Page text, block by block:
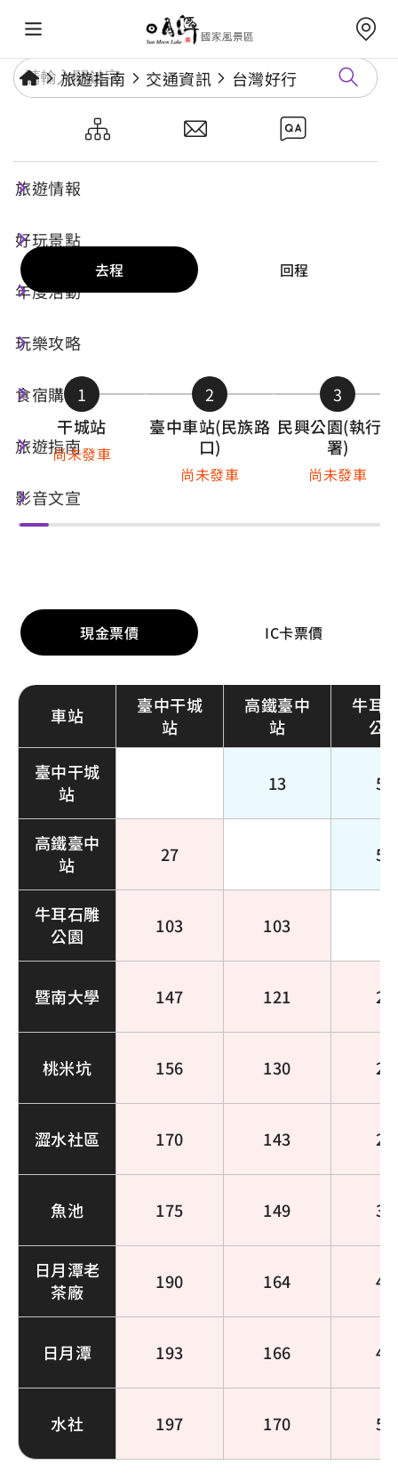
旅遊指南 交通資訊 台灣好行
6670F路線
去程 回程
1
干城站
尚未發車
2
臺中車站(民族路
口)
尚未發車
3
民興公園(執行分
署)
尚未發車
現金票價 IC卡票價
車站
臺中干城
站
高鐵臺中
站
牛耳
公
臺中干城
站
13 51
高鐵臺中
站
27 51
牛耳石雕
公園
103 103
暨南大學 147 121 25
桃米坑 156 130 25
澀水社區 170 143 26
魚池 175 149 32
日月潭老
茶廠
190 164 46
日月潭 193 166 49
水社 197 170 53
旅遊情報
好玩景點
年度活動
玩樂攻略
食宿購
旅遊指南
影音文宣